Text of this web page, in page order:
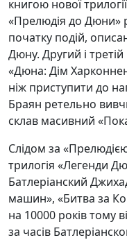
книгою нової
«Прелюдія до Дюни»
початку подій,
Дюну. Другий і
«Дюна: Дім
ніж приступити до
Браян ретельно
склав масивний
Слідом за
трилогія «Легенди
Батлеріанский
машин», «Битва за
на 10000 років тому
за часів